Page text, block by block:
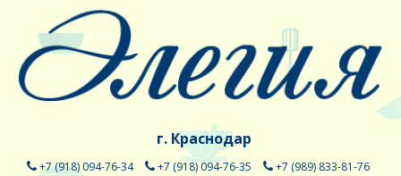
г. Краснодар
+7 (918) 094-76-34 +7 (918) 094-76-35
+7 (989) 833-81-76